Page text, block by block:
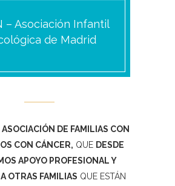
– Asociación Infantil
de Madrid
ASOCIACIÓN DE FAMILIAS CON
CON CÁNCER, QUE DESDE
APOYO PROFESIONAL Y
OTRAS FAMILIAS QUE ESTÁN